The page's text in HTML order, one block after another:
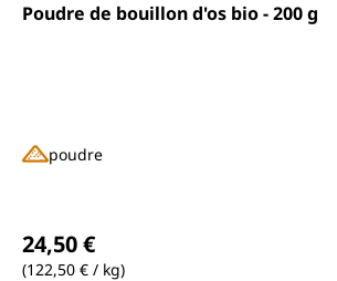
Note moyenne de 5 sur 5 étoiles
Poudre de bouillon d'os bio - 200 g
poudre
24,50 €
(122,50 € / kg)